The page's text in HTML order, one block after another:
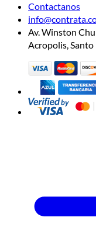
Contactanos
Av. Winston
Acropolis,